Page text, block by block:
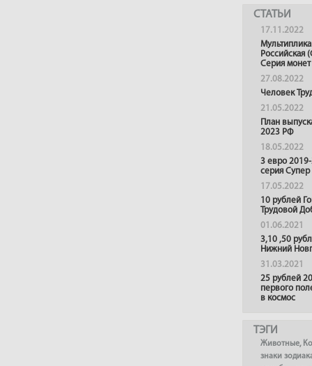
СТАТЬИ
17.11.2022
Российская
Серия монет
27.08.2022
Человек
21.05.2022
План
2023 РФ
18.05.2022
3 евро
серия
17.05.2022
10 рублей
Трудовой
01.06.2021
3,10 ,50
Нижний
31.03.2021
25 рублей
первого
в космос
ТЭГИ
Животные,
знаки